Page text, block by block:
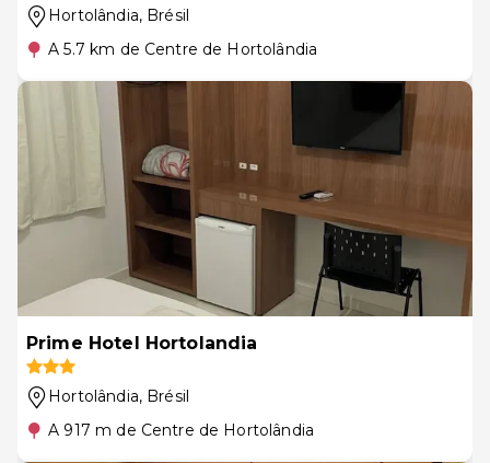
Hortolândia, Brésil
A 5.7 km de Centre de Hortolândia
Prime Hotel Hortolandia
Hortolândia, Brésil
A 917 m de Centre de Hortolândia